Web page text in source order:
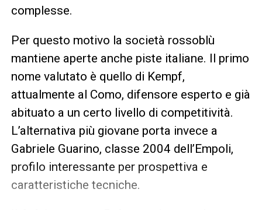
complesse.
Per questo motivo la società rossoblù
mantiene aperte anche piste italiane. Il primo
nome valutato è quello di Kempf,
attualmente al Como, difensore esperto e già
abituato a un certo livello di competitività.
L’alternativa più giovane porta invece a
Gabriele Guarino, classe 2004 dell’Empoli,
profilo interessante per prospettiva e
caratteristiche tecniche.